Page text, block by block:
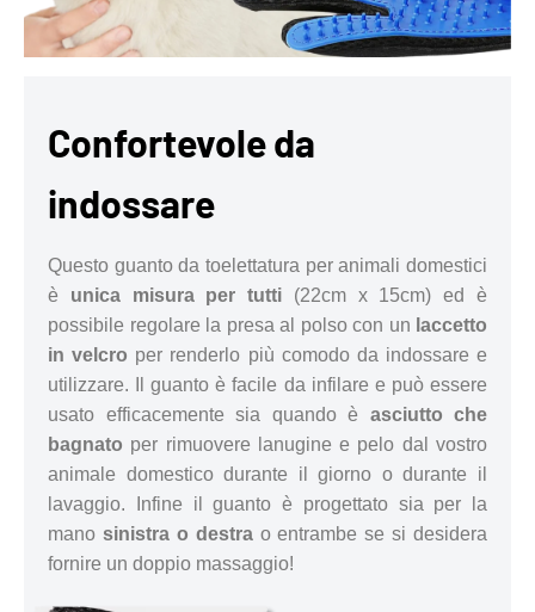
Confortevole da
indossare
Questo guanto da toelettatura per animali domestici
è unica misura per tutti (22cm x 15cm) ed è
possibile regolare la presa al polso con un laccetto
in velcro per renderlo più comodo da indossare e
utilizzare. Il guanto è facile da infilare e può essere
usato efficacemente sia quando è asciutto che
bagnato per rimuovere lanugine e pelo dal vostro
animale domestico durante il giorno o durante il
lavaggio. Infine il guanto è progettato sia per la
mano sinistra o destrao entrambe se si desidera
fornire un doppio massaggio!